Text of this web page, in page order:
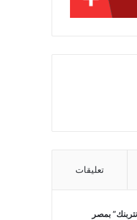
تعليقات
بمصر